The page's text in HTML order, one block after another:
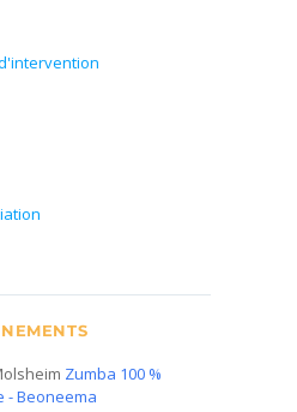
Zumba 100 %
- Beoneema